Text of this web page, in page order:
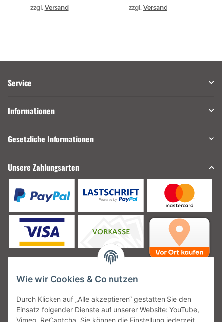
zzgl. Versand
zzgl. Versand
Service
Informationen
Gesetzliche Informationen
Unsere Zahlungsarten
Unsere Versanddienstleister
Wie wir Cookies & Co nutzen
Durch Klicken auf „Alle akzeptieren“ gestatten Sie den
Einsatz folgender Dienste auf unserer Website: YouTube,
Vimeo, ReCaptcha. Sie können die Einstellung jederzeit